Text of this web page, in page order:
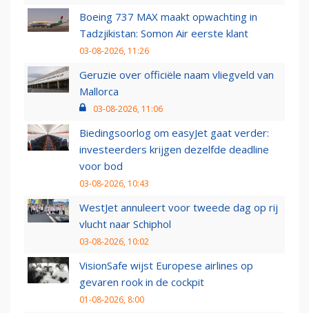
Boeing 737 MAX maakt opwachting in
Tadzjikistan: Somon Air eerste klant
03-08-2026, 11:26
Geruzie over officiële naam vliegveld van
Mallorca
03-08-2026, 11:06
Biedingsoorlog om easyJet gaat verder:
investeerders krijgen dezelfde deadline
voor bod
03-08-2026, 10:43
WestJet annuleert voor tweede dag op rij
vlucht naar Schiphol
03-08-2026, 10:02
VisionSafe wijst Europese airlines op
gevaren rook in de cockpit
01-08-2026, 8:00